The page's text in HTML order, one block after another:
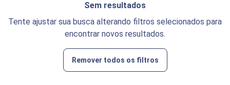
Sem resultados
Tente ajustar sua busca alterando filtros selecionados para
encontrar novos resultados.
Remover todos os filtros